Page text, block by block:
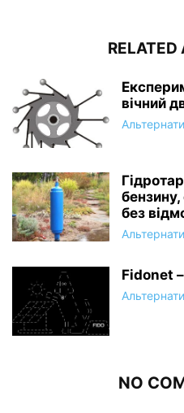
RELATED
вічний
без
Fidonet
NO